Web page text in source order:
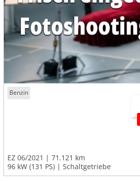
Benzin
EZ 06/2021
71.121 km
96 kW (131 PS)
Schaltgetriebe